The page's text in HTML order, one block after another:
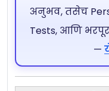
अनुभव, तसेच
Tests, आणि
—